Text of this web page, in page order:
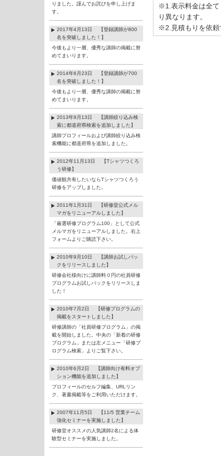
りました。謹んでお詫びを申し上げま
す。
2017年4月13日 【登録講師が800
名を突破しました！】
今後もより一層、優秀な講師の掲載に努
めてまいります。
2014年6月23日 【登録講師が700
名を突破しました！】
今後もより一層、優秀な講師の掲載に努
めてまいります。
2013年9月13日 【講師絞り込み検
索に都道府県検索を追加しました】
講師プロフィールおよび講師絞り込み検
索機能に都道府県を追加しました。
2012年11月13日 【Tシャツつくろ
う研修】
価値観共有したいならTシャツつくろう
研修をアップしました。
2011年1月31日 【研修堂公式メル
マガをリニューアルしました】
「厳選研修プログラム100」として公式
メルマガをリニューアルしました。右上
フォームよりご購読下さい。
2010年9月10日 【講師お試しパッ
クをリリースしました】
研修会社様向けに講師料０円の社員研修
プログラムお試しパックをリリースしま
した！
2010年7月2日 【研修プログラムの
掲載をスタートしました】
研修講師の「社員研修プログラム」の掲
載を開始しました。中央の「新着の研修
プログラム」または左メニュー「研修プ
ログラム検索」よりご覧下さい。
2010年6月2日 【講師向け有料オプ
ション機能を追加しました】
プロフィールのセルフ編集、URLリン
ク、著書掲載等をご利用いただけます。
2007年11月5日 【11/5 営業チーム
強化セミナーを実施しました】
研修堂オススメの人気講師2名による体
験型セミナーを実施しました。
※1.表示料金は全て
り異なります。
※2.見積もりを依頼